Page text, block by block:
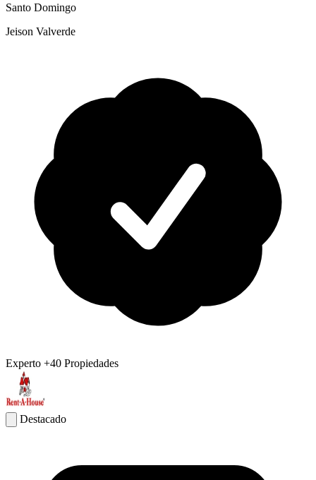
Santo Domingo
Jeison Valverde
Experto +40 Propiedades
Destacado